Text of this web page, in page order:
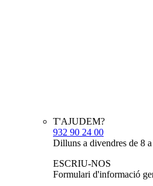
T'AJUDEM?
932 90 24 00
Dilluns a divendres de 8
ESCRIU-NOS
Formulari d'informació